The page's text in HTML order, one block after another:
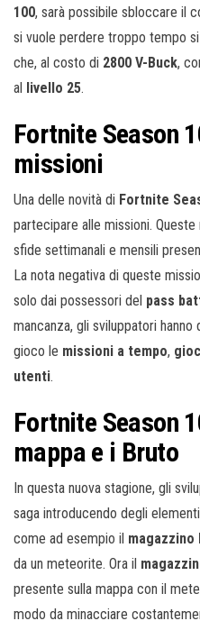
100, sarà possibile sbloccare il
si vuole perdere troppo tempo
che, al costo di 2800 V-Buck,
al livello 25.
Fortnite Season
missioni
Una delle novità di Fortnite
partecipare alle missioni.
sfide settimanali e mensili
La nota negativa di queste
solo dai possessori del pass
mancanza, gli sviluppatori
gioco le missioni a tempo,
utenti.
Fortnite Season
mappa e i Bruto
In questa nuova stagione, gli
saga introducendo degli
come ad esempio il magazzino
da un meteorite. Ora il
presente sulla mappa con il
modo da minacciare